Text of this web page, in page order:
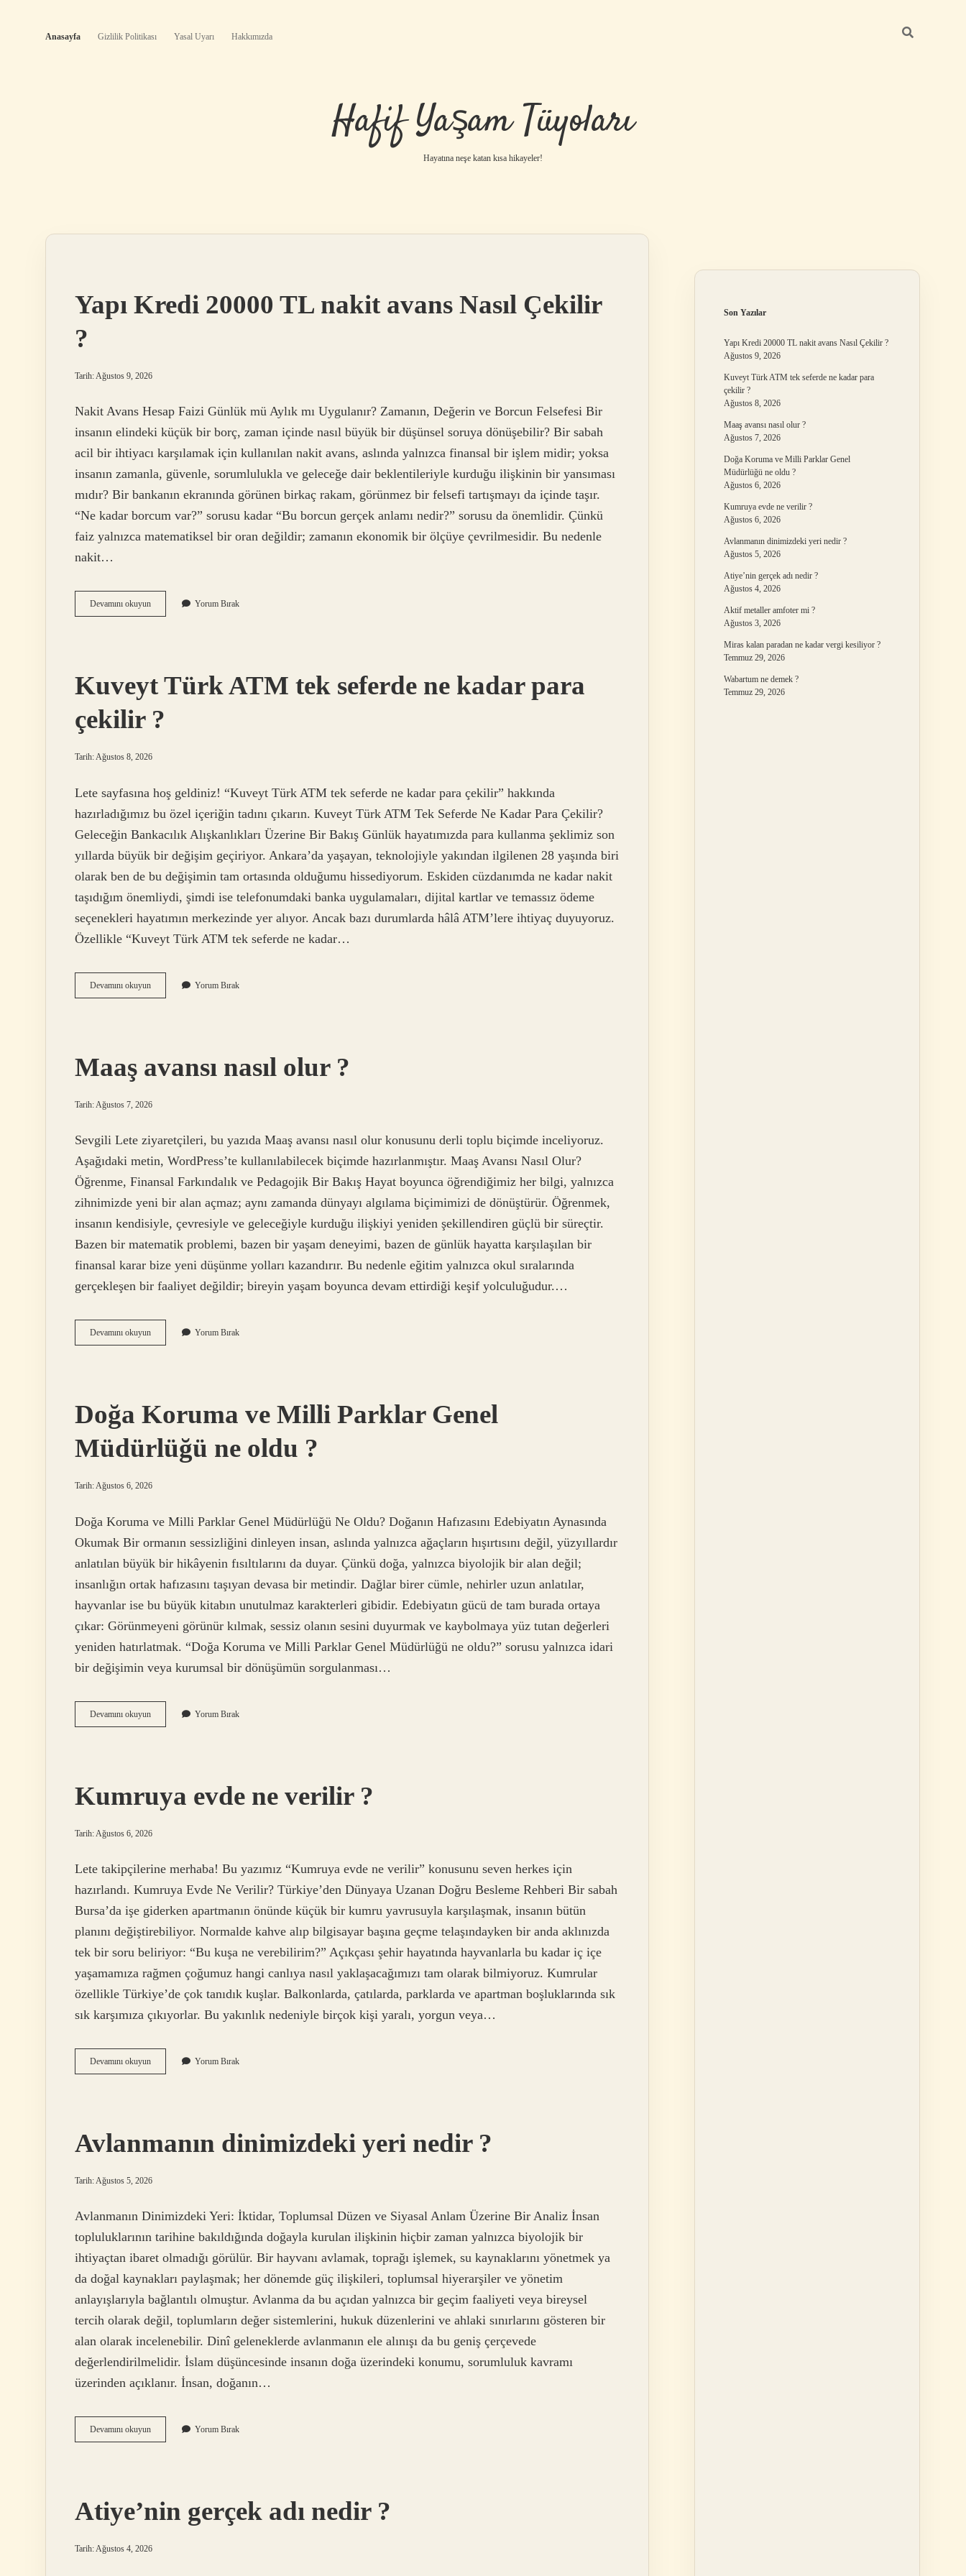
Anasayfa Gizlilik Politikası Yasal Uyarı Hakkımızda
Hafif Yaşam Tüyoları
Hayatına neşe katan kısa hikayeler!
Hafif
Yaşam
Tüyoları
Yazılar
Yapı Kredi 20000 TL nakit avans Nasıl Çekilir
?
Tarih: Ağustos 9, 2026
Nakit Avans Hesap Faizi Günlük mü Aylık mı Uygulanır? Zamanın, Değerin ve Borcun Felsefesi Bir
insanın elindeki küçük bir borç, zaman içinde nasıl büyük bir düşünsel soruya dönüşebilir? Bir sabah
acil bir ihtiyacı karşılamak için kullanılan nakit avans, aslında yalnızca finansal bir işlem midir; yoksa
insanın zamanla, güvenle, sorumlulukla ve geleceğe dair beklentileriyle kurduğu ilişkinin bir yansıması
mıdır? Bir bankanın ekranında görünen birkaç rakam, görünmez bir felsefi tartışmayı da içinde taşır.
“Ne kadar borcum var?” sorusu kadar “Bu borcun gerçek anlamı nedir?” sorusu da önemlidir. Çünkü
faiz yalnızca matematiksel bir oran değildir; zamanın ekonomik bir ölçüye çevrilmesidir. Bu nedenle
nakit…
Devamını okuyunYapı
Kredi
Nasıl
Çekilir
Yorum Bırak
Kuveyt Türk ATM tek seferde ne kadar para
çekilir ?
Tarih: Ağustos 8, 2026
Lete sayfasına hoş geldiniz! “Kuveyt Türk ATM tek seferde ne kadar para çekilir” hakkında
hazırladığımız bu özel içeriğin tadını çıkarın. Kuveyt Türk ATM Tek Seferde Ne Kadar Para Çekilir?
Geleceğin Bankacılık Alışkanlıkları Üzerine Bir Bakış Günlük hayatımızda para kullanma şeklimiz son
yıllarda büyük bir değişim geçiriyor. Ankara’da yaşayan, teknolojiyle yakından ilgilenen 28 yaşında biri
olarak ben de bu değişimin tam ortasında olduğumu hissediyorum. Eskiden cüzdanımda ne kadar nakit
taşıdığım önemliydi, şimdi ise telefonumdaki banka uygulamaları, dijital kartlar ve temassız ödeme
seçenekleri hayatımın merkezinde yer alıyor. Ancak bazı durumlarda hâlâ ATM’lere ihtiyaç duyuyoruz.
Özellikle “Kuveyt Türk ATM tek seferde ne kadar…
Devamını okuyunKuveyt
Türk
kadar
para
?
Yorum Bırak
Maaş avansı nasıl olur ?
Tarih: Ağustos 7, 2026
Sevgili Lete ziyaretçileri, bu yazıda Maaş avansı nasıl olur konusunu derli toplu biçimde inceliyoruz.
Aşağıdaki metin, WordPress’te kullanılabilecek biçimde hazırlanmıştır. Maaş Avansı Nasıl Olur?
Öğrenme, Finansal Farkındalık ve Pedagojik Bir Bakış Hayat boyunca öğrendiğimiz her bilgi, yalnızca
zihnimizde yeni bir alan açmaz; aynı zamanda dünyayı algılama biçimimizi de dönüştürür. Öğrenmek,
insanın kendisiyle, çevresiyle ve geleceğiyle kurduğu ilişkiyi yeniden şekillendiren güçlü bir süreçtir.
Bazen bir matematik problemi, bazen bir yaşam deneyimi, bazen de günlük hayatta karşılaşılan bir
finansal karar bize yeni düşünme yolları kazandırır. Bu nedenle eğitim yalnızca okul sıralarında
gerçekleşen bir faaliyet değildir; bireyin yaşam boyunca devam ettirdiği keşif yolculuğudur.…
Devamını okuyunMaaş
avansı
Yorum Bırak
Doğa Koruma ve Milli Parklar Genel
Müdürlüğü ne oldu ?
Tarih: Ağustos 6, 2026
Doğa Koruma ve Milli Parklar Genel Müdürlüğü Ne Oldu? Doğanın Hafızasını Edebiyatın Aynasında
Okumak Bir ormanın sessizliğini dinleyen insan, aslında yalnızca ağaçların hışırtısını değil, yüzyıllardır
anlatılan büyük bir hikâyenin fısıltılarını da duyar. Çünkü doğa, yalnızca biyolojik bir alan değil;
insanlığın ortak hafızasını taşıyan devasa bir metindir. Dağlar birer cümle, nehirler uzun anlatılar,
hayvanlar ise bu büyük kitabın unutulmaz karakterleri gibidir. Edebiyatın gücü de tam burada ortaya
çıkar: Görünmeyeni görünür kılmak, sessiz olanın sesini duyurmak ve kaybolmaya yüz tutan değerleri
yeniden hatırlatmak. “Doğa Koruma ve Milli Parklar Genel Müdürlüğü ne oldu?” sorusu yalnızca idari
bir değişimin veya kurumsal bir dönüşümün sorgulanması…
Devamını okuyunDoğa
Koruma
Müdürlüğü
ne
?
Yorum Bırak
Kumruya evde ne verilir ?
Tarih: Ağustos 6, 2026
Lete takipçilerine merhaba! Bu yazımız “Kumruya evde ne verilir” konusunu seven herkes için
hazırlandı. Kumruya Evde Ne Verilir? Türkiye’den Dünyaya Uzanan Doğru Besleme Rehberi Bir sabah
Bursa’da işe giderken apartmanın önünde küçük bir kumru yavrusuyla karşılaşmak, insanın bütün
planını değiştirebiliyor. Normalde kahve alıp bilgisayar başına geçme telaşındayken bir anda aklınızda
tek bir soru beliriyor: “Bu kuşa ne verebilirim?” Açıkçası şehir hayatında hayvanlarla bu kadar iç içe
yaşamamıza rağmen çoğumuz hangi canlıya nasıl yaklaşacağımızı tam olarak bilmiyoruz. Kumrular
özellikle Türkiye’de çok tanıdık kuşlar. Balkonlarda, çatılarda, parklarda ve apartman boşluklarında sık
sık karşımıza çıkıyorlar. Bu yakınlık nedeniyle birçok kişi yaralı, yorgun veya…
Devamını okuyunKumruya
evde
Yorum Bırak
Avlanmanın dinimizdeki yeri nedir ?
Tarih: Ağustos 5, 2026
Avlanmanın Dinimizdeki Yeri: İktidar, Toplumsal Düzen ve Siyasal Anlam Üzerine Bir Analiz İnsan
topluluklarının tarihine bakıldığında doğayla kurulan ilişkinin hiçbir zaman yalnızca biyolojik bir
ihtiyaçtan ibaret olmadığı görülür. Bir hayvanı avlamak, toprağı işlemek, su kaynaklarını yönetmek ya
da doğal kaynakları paylaşmak; her dönemde güç ilişkileri, toplumsal hiyerarşiler ve yönetim
anlayışlarıyla bağlantılı olmuştur. Avlanma da bu açıdan yalnızca bir geçim faaliyeti veya bireysel
tercih olarak değil, toplumların değer sistemlerini, hukuk düzenlerini ve ahlaki sınırlarını gösteren bir
alan olarak incelenebilir. Dinî geleneklerde avlanmanın ele alınışı da bu geniş çerçevede
değerlendirilmelidir. İslam düşüncesinde insanın doğa üzerindeki konumu, sorumluluk kavramı
üzerinden açıklanır. İnsan, doğanın…
Devamını okuyunAvlanmanın
dinimizdeki
Yorum Bırak
Atiye’nin gerçek adı nedir ?
Tarih: Ağustos 4, 2026
Son Yazılar
Yapı Kredi 20000 TL nakit avans Nasıl Çekilir ?
Ağustos 9, 2026
Kuveyt Türk ATM tek seferde ne kadar para
çekilir ?
Ağustos 8, 2026
Maaş avansı nasıl olur ?
Ağustos 7, 2026
Doğa Koruma ve Milli Parklar Genel
Müdürlüğü ne oldu ?
Ağustos 6, 2026
Kumruya evde ne verilir ?
Ağustos 6, 2026
Avlanmanın dinimizdeki yeri nedir ?
Ağustos 5, 2026
Atiye’nin gerçek adı nedir ?
Ağustos 4, 2026
Aktif metaller amfoter mi ?
Ağustos 3, 2026
Miras kalan paradan ne kadar vergi kesiliyor ?
Temmuz 29, 2026
Wabartum ne demek ?
Temmuz 29, 2026